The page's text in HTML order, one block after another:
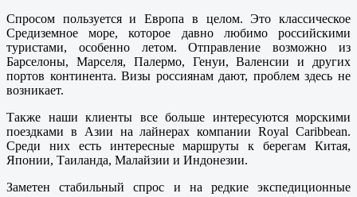
Спросом пользуется и Европа в целом. Это классическое
Средиземное море, которое давно любимо российскими
туристами, особенно летом. Отправление возможно из
Барселоны, Марселя, Палермо, Генуи, Валенсии и других
портов континента. Визы россиянам дают, проблем здесь не
возникает.
Также наши клиенты все больше интересуются морскими
поездками в Азии на лайнерах компании Royal Caribbean.
Среди них есть интересные маршруты к берегам Китая,
Японии, Таиланда, Малайзии и Индонезии.
Заметен стабильный спрос и на редкие экспедиционные